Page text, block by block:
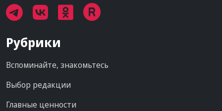
Рубрики
Вспоминайте, знакомьтесь
Выбор редакции
Главные ценности